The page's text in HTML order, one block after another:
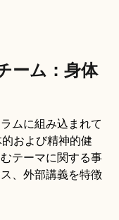
ーム：身体
ムに組み込まれて
および精神的健
テーマに関する事
、外部講義を特徴